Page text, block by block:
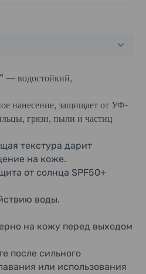
— водостойкий,
нанесение, защищает от УФ-
грязи, пыли и частиц
текстура дарит
на коже.
от солнца SPF50+
воды.
на кожу перед выходом
после сильного
или использования